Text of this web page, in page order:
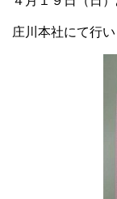
庄川本社にて行